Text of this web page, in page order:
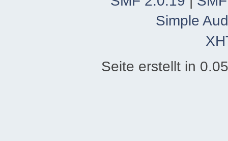
Simple
Seite erstellt in